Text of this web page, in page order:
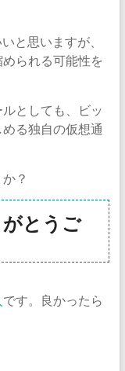
と思いますが、
られる可能性を
としても、ビッ
る独自の仮想通
？
とうご
です。良かったら